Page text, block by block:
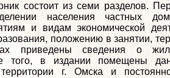
состоит из семи разделов.
населения частных
и видам экономической
положению в занятии,
приведены сведения о
того, в издании помещены
г. Омска и